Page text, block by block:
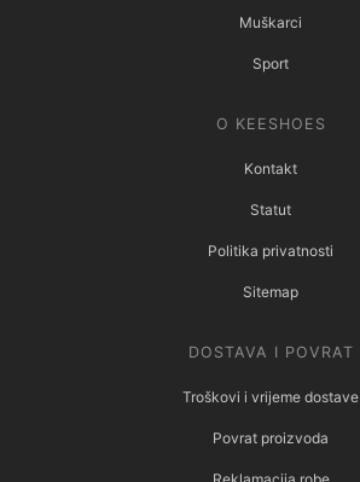
Muškarci
Sport
O KEESHOES
Kontakt
Statut
Politika privatnosti
Sitemap
DOSTAVA I POVRAT
Troškovi i vrijeme dostave
Povrat proizvoda